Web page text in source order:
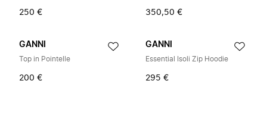
250 € 350,50 €
GANNI
Top in Pointelle
200 €
GANNI
Essential Isoli Zip Hoodie
295 €